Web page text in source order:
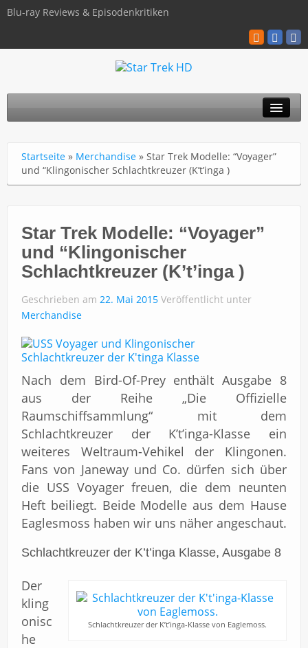
Blu-ray Reviews & Episodenkritiken
TNG
Kinofilme
Blu-ray / 4K
Über uns
Impressum
Startseite » Merchandise » Star Trek Modelle: “Voyager”
und “Klingonischer Schlachtkreuzer (K’t’inga )
Star Trek Modelle: “Voyager”
und “Klingonischer
Schlachtkreuzer (K’t’inga )
Geschrieben am 22. Mai 2015 Veröffentlicht unter
Merchandise
Nach dem Bird-Of-Prey enthält Ausgabe 8
aus der Reihe „Die Offizielle
Raumschiffsammlung“ mit dem
Schlachtkreuzer der K’t’inga-Klasse ein
weiteres Weltraum-Vehikel der Klingonen.
Fans von Janeway und Co. dürfen sich über
die USS Voyager freuen, die dem neunten
Heft beiliegt. Beide Modelle aus dem Hause
Eaglesmoss haben wir uns näher angeschaut.
Schlachtkreuzer der K’t’inga Klasse, Ausgabe 8
Schlachtkreuzer der K’t’inga-Klasse von Eaglemoss.
Der
kling
onisc
he